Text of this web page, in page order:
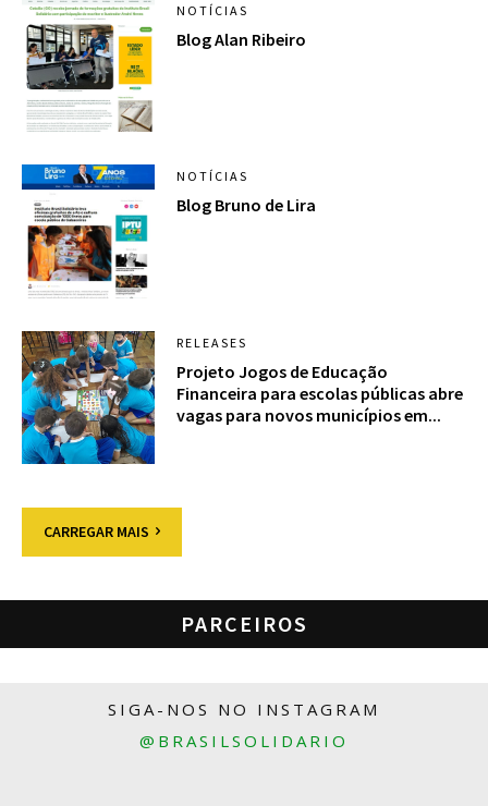
NOTÍCIAS
Blog Alan Ribeiro
NOTÍCIAS
Blog Bruno de Lira
RELEASES
Projeto Jogos de Educação
Financeira para escolas públicas abre
vagas para novos municípios em...
CARREGAR MAIS
PARCEIROS
SIGA-NOS NO INSTAGRAM
@BRASILSOLIDARIO